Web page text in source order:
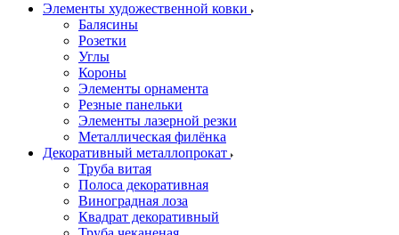
Элементы художественной ковки
Балясины
Розетки
Углы
Короны
Элементы орнамента
Резные панельки
Элементы лазерной резки
Металлическая филёнка
Декоративный металлопрокат
Труба витая
Полоса декоративная
Виноградная лоза
Квадрат декоративный